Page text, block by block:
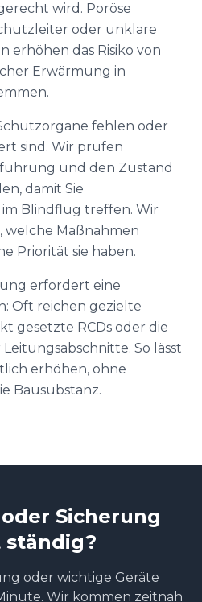
wird. Poröse
oder unklare
erhöhen das Risiko von
Erwärmung in
fehlen oder
sind. Wir prüfen
und den Zustand
damit Sie
Blindflug treffen. Wir
Maßnahmen
Priorität sie haben.
erfordert eine
Oft reichen gezielte
gesetzte RCDs oder die
So lässt
erhöhen, ohne
Bausubstanz.
Sicherung
oder wichtige Geräte
Wir kommen zeitnah